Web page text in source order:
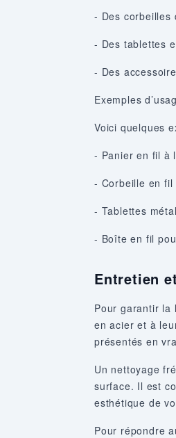
- Des corbeilles
- Des tablettes
- Des
Exemples
Voici quelques
- Panier en fil à
- Corbeille en
- Tablettes
- Boîte en fil
Entretien
Pour garantir la
en acier et à
présentés en
Un nettoyage
surface. Il est
esthétique de
Pour répondre